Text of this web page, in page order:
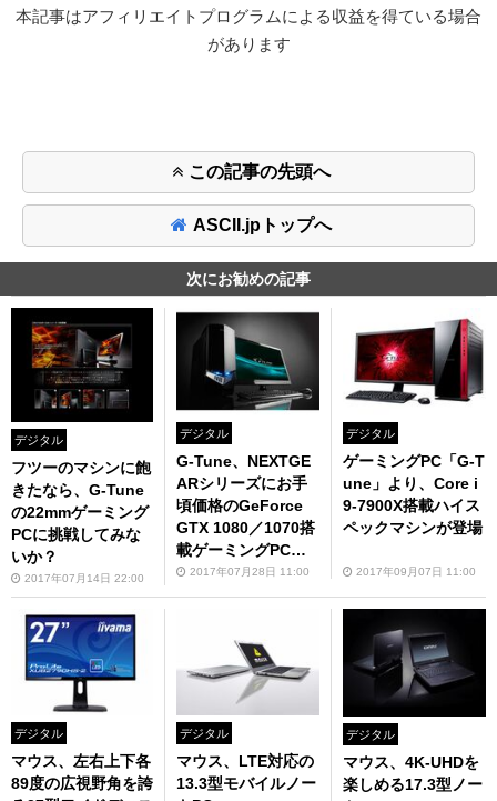
本記事はアフィリエイトプログラムによる収益を得ている場合
があります
この記事の先頭へ
ASCII.jpトップへ
次にお勧めの記事
デジタル
フツーのマシンに飽
きたなら、G-Tune
の22mmゲーミング
PCに挑戦してみな
いか？
2017年07月14日 22:00
デジタル
G-Tune、NEXTGE
ARシリーズにお手
頃価格のGeForce
GTX 1080／1070搭
載ゲーミングPCを
追加2017年07月28日 11:00
デジタル
ゲーミングPC「G-T
une」より、Core i
9-7900X搭載ハイス
ペックマシンが登場
2017年09月07日 11:00
デジタル
マウス、左右上下各
89度の広視野角を誇
デジタル
マウス、LTE対応の
13.3型モバイルノー
デジタル
マウス、4K-UHDを
楽しめる17.3型ノー